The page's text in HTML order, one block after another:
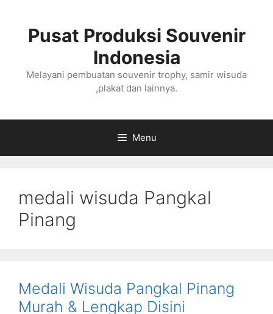
Pusat Produksi Souvenir
Indonesia
Melayani pembuatan souvenir trophy, samir wisuda
,plakat dan lainnya.
Menu
medali wisuda Pangkal
Pinang
Medali Wisuda Pangkal Pinang
Murah & Lengkap Disini